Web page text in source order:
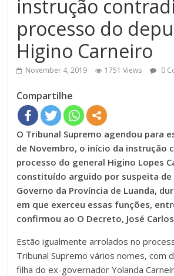
instrução
processo do
Higino Carneiro
November 4, 2019 1751 Views 0
Compartilhe
O Tribunal Supremo agendou para
de Novembro, o início da instrução
processo do general Higino Lopes
constituído arguido por suspeita
Governo da Província de Luanda,
em que exerceu essas funções,
confirmou ao O Decreto, José
Estão igualmente arrolados no
Tribunal Supremo vários nomes, com
filha do ex-governador Yolanda